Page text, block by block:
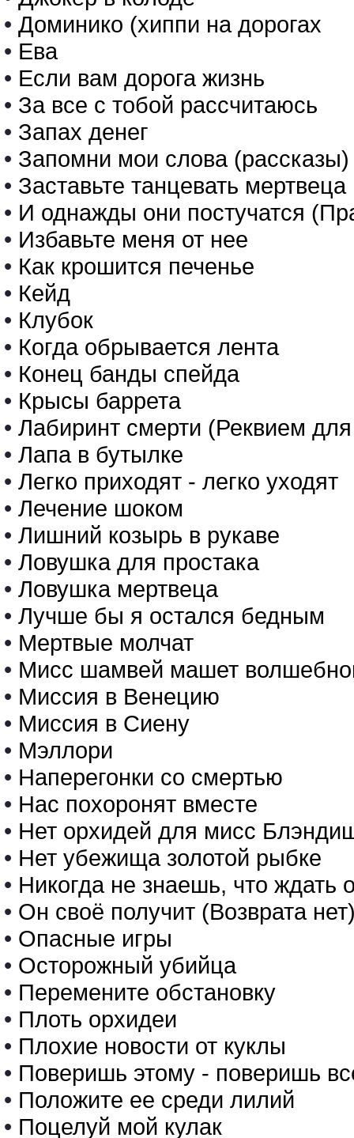
• Доминико (хиппи на дорогах
• Ева
• Если вам дорога жизнь
• За все с тобой рассчитаюсь
• Запах денег
• Запомни мои слова (рассказы)
• Заставьте танцевать мертвеца
• И однажды они постучатся
• Избавьте меня от нее
• Как крошится печенье
• Кейд
• Клубок
• Когда обрывается лента
• Конец банды спейда
• Крысы баррета
• Лабиринт смерти (Реквием
• Лапа в бутылке
• Легко приходят - легко уходят
• Лечение шоком
• Лишний козырь в рукаве
• Ловушка для простака
• Ловушка мертвеца
• Лучше бы я остался бедным
• Мертвые молчат
• Мисс шамвей машет
• Миссия в Венецию
• Миссия в Сиену
• Мэллори
• Наперегонки со смертью
• Нас похоронят вместе
• Нет орхидей для мисс
• Нет убежища золотой рыбке
• Никогда не знаешь, что
• Он своё получит (Возврата
• Опасные игры
• Осторожный убийца
• Перемените обстановку
• Плоть орхидеи
• Плохие новости от куклы
• Поверишь этому - поверишь
• Положите ее среди лилий
• Поцелуй мой кулак